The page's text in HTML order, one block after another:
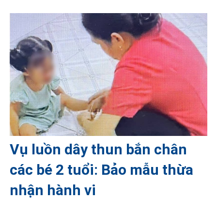
Vụ luồn dây thun bắn chân
các bé 2 tuổi: Bảo mẫu thừa
nhận hành vi